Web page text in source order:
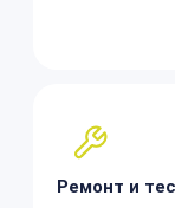
Ремонт и